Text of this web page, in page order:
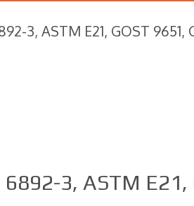
3, ASTM E21, GOST 9651,
6892-3, ASTM